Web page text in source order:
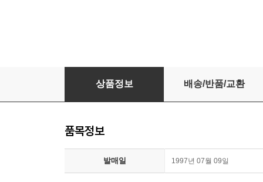
게오르규 (Angela Gheorghiu) - Serenades
상품정보 배송/반품/교환
품목정보
발매일 1997년 07월 09일